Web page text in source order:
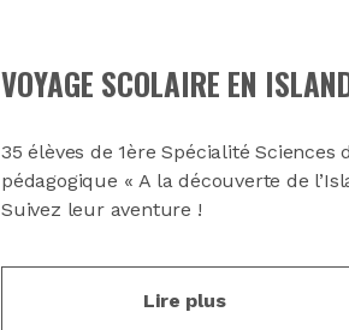
VOYAGE SCOLAIRE EN
35 élèves de 1ère Spécialité
pédagogique « A la découverte de
Suivez leur aventure !
Lire plus